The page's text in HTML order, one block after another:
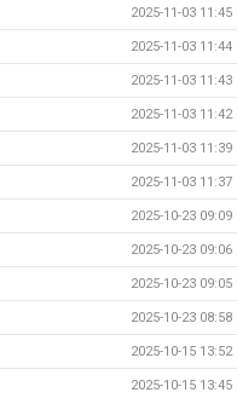
2025-11-03 11:45
2025-11-03 11:44
2025-11-03 11:43
2025-11-03 11:42
2025-11-03 11:39
2025-11-03 11:37
2025-10-23 09:09
2025-10-23 09:06
2025-10-23 09:05
2025-10-23 08:58
2025-10-15 13:52
2025-10-15 13:45